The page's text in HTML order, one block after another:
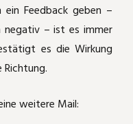
ein Feedback geben –
– ist es immer
es die Wirkung
weitere Mail: